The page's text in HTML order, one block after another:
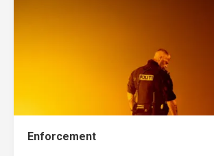
Enforcement